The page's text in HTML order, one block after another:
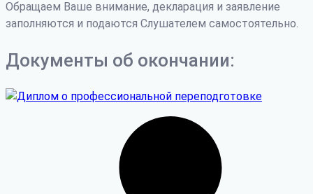
Обращаем Ваше внимание, декларация и заявление
заполняются и подаются Слушателем самостоятельно.
Документы об окончании: